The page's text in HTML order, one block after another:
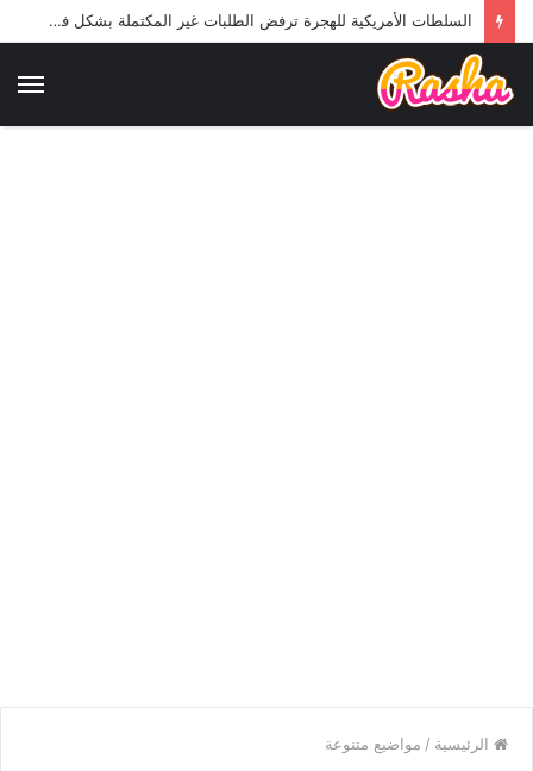
السلطات الأمريكية للهجرة ترفض الطلبات غير المكتملة بشكل فوري: تداعيات جديدة على المهاجرين
الرئيسية / مواضيع متنوعة